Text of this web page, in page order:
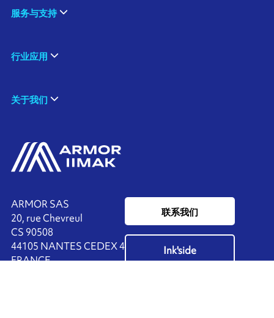
ARMOR SAS
20, rue Chevreul
CS 90508
44105 NANTES CEDEX 4
FRANCE
联系我们
Ink'side
服务与支持
行业应用
关于我们